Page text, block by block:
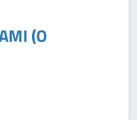
(O
UNO)}